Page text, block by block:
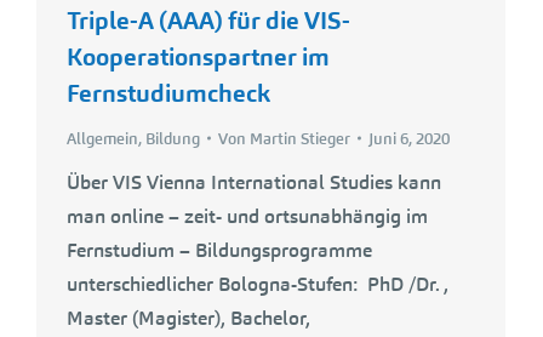
Triple-A (AAA) für die VIS-
Kooperationspartner im
Fernstudiumcheck
Allgemein, Bildung Von Martin Stieger Juni 6, 2020
Über VIS Vienna International Studies kann
man online – zeit- und ortsunabhängig im
Fernstudium – Bildungsprogramme
unterschiedlicher Bologna-Stufen: PhD /Dr. ,
Master (Magister), Bachelor,